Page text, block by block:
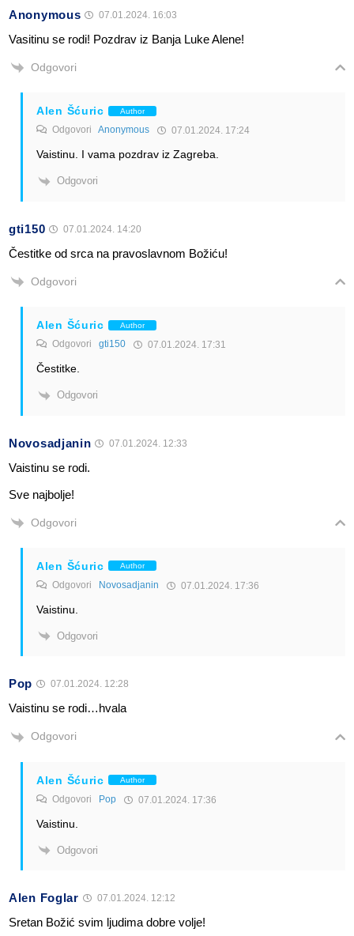
Anonymous 07.01.2024. 16:03
Vasitinu se rodi! Pozdrav iz Banja Luke Alene!
Odgovori
Alen Šćuric Author
Odgovori Anonymous 07.01.2024. 17:24
Vaistinu. I vama pozdrav iz Zagreba.
Odgovori
gti150 07.01.2024. 14:20
Čestitke od srca na pravoslavnom Božiću!
Odgovori
Alen Šćuric Author
Odgovori gti150 07.01.2024. 17:31
Čestitke.
Odgovori
Novosadjanin 07.01.2024. 12:33
Vaistinu se rodi.
Sve najbolje!
Odgovori
Alen Šćuric Author
Odgovori Novosadjanin 07.01.2024. 17:36
Vaistinu.
Odgovori
Pop 07.01.2024. 12:28
Vaistinu se rodi…hvala
Odgovori
Alen Šćuric Author
Odgovori Pop 07.01.2024. 17:36
Vaistinu.
Odgovori
Alen Foglar 07.01.2024. 12:12
Sretan Božić svim ljudima dobre volje!